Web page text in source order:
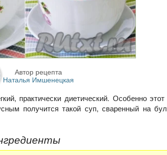
Автор рецепта
Наталья Имшенецкая
практически диетический. Особенно
получится такой суп, сваренный на